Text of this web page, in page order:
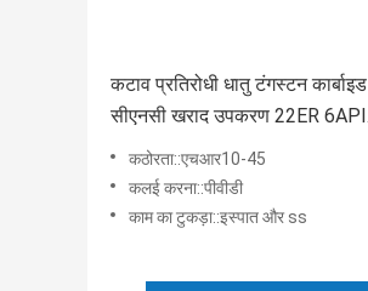
कटाव प्रतिरोधी धातु टंगस्टन कार्बाइड
सीएनसी खराद उपकरण 22ER 6API
HR10-45 सम्मिलित करता है
कठोरता::एचआर10-45
कलई करना::पीवीडी
काम का टुकड़ा::इस्पात और ss